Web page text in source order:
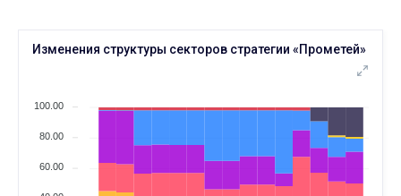
03 СЕНТ. 09 НОЯБ.
НОЯБ.
09 Всего сделок
77
Всего сделок
Изменения структуры секторов стратегии «Прометей»
100.00
80.00
60.00